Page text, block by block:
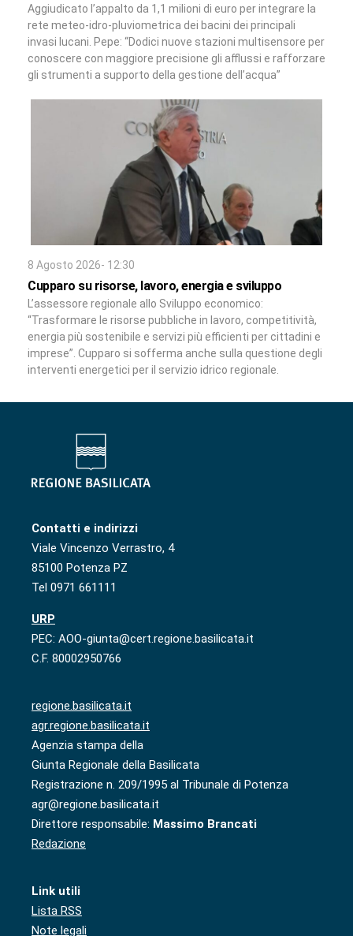
Aggiudicato l’appalto da 1,1 milioni di euro per integrare la
rete meteo-idro-pluviometrica dei bacini dei principali
invasi lucani. Pepe: “Dodici nuove stazioni multisensore per
conoscere con maggiore precisione gli afflussi e rafforzare
gli strumenti a supporto della gestione dell’acqua”
8 Agosto 2026- 12:30
Cupparo su risorse, lavoro, energia e sviluppo
L’assessore regionale allo Sviluppo economico:
“Trasformare le risorse pubbliche in lavoro, competitività,
energia più sostenibile e servizi più efficienti per cittadini e
imprese”. Cupparo si sofferma anche sulla questione degli
interventi energetici per il servizio idrico regionale.
Contatti e indirizzi
Viale Vincenzo Verrastro, 4
85100 Potenza PZ
Tel 0971 661111
URP
PEC: AOO-giunta@cert.regione.basilicata.it
C.F. 80002950766
regione.basilicata.it
agr.regione.basilicata.it
Agenzia stampa della
Giunta Regionale della Basilicata
Registrazione n. 209/1995 al Tribunale di Potenza
agr@regione.basilicata.it
Direttore responsabile: Massimo Brancati
Redazione
Link utili
Lista RSS
Note legali